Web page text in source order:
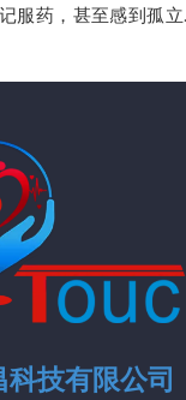
药，甚至感到孤立无
技有限公司